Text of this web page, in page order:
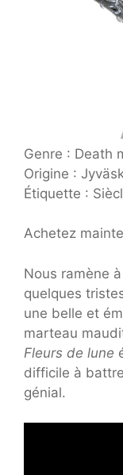
Genre : Death
Origine :
Étiquette :
Achetez
Nous ramène
quelques
une belle et
marteau
Fleurs de lune
difficile à
génial.